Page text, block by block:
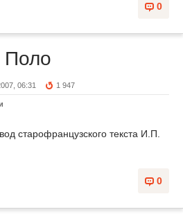
0
Поло
06:31 1 947
старофранцузского текста И.П.
0